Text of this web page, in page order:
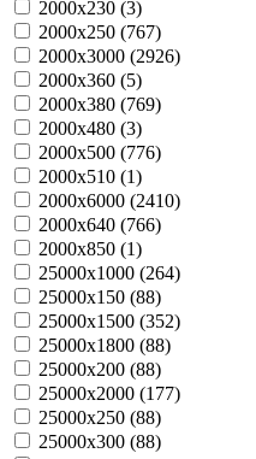
2000х230 (3)
2000х250 (767)
2000х3000 (2926)
2000х360 (5)
2000х380 (769)
2000х480 (3)
2000х500 (776)
2000х510 (1)
2000х6000 (2410)
2000х640 (766)
2000х850 (1)
25000х1000 (264)
25000х150 (88)
25000х1500 (352)
25000х1800 (88)
25000х200 (88)
25000х2000 (177)
25000х250 (88)
25000х300 (88)